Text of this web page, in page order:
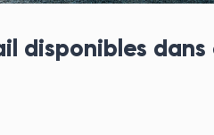
disponibles dans